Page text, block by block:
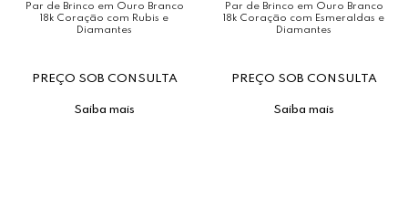
Par de Brinco em Ouro Branco
18k Coração com Rubis e
Diamantes
PREÇO SOB CONSULTA
Saiba mais
Par de Brinco em Ouro Branco
18k Coração com Esmeraldas e
Diamantes
PREÇO SOB CONSULTA
Saiba mais